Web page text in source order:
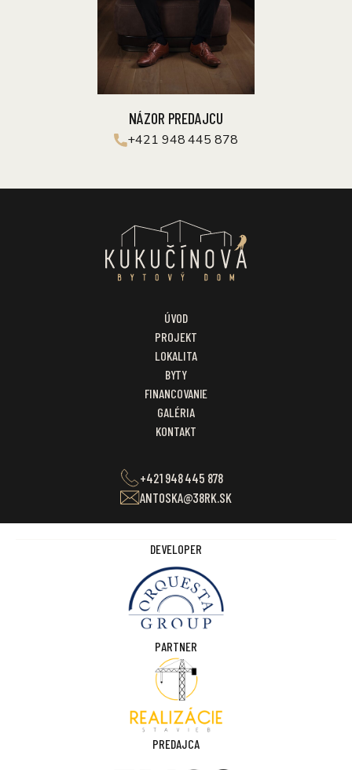
NÁZOR PREDAJCU
+421 948 445 878
ÚVOD
PROJEKT
LOKALITA
BYTY
FINANCOVANIE
GALÉRIA
KONTAKT
+421 948 445 878
ANTOSKA@38RK.SK
DEVELOPER
PARTNER
PREDAJCA